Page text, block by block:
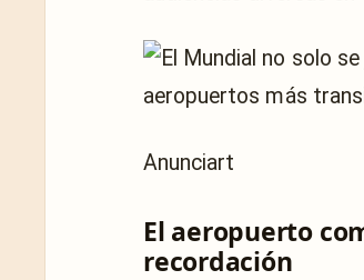
Anunciart
El aeropuerto
recordación